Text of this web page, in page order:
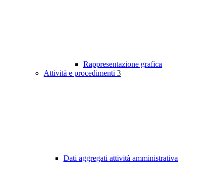
Rappresentazione grafica
Attività e procedimenti 3
Dati aggregati attività amministrativa